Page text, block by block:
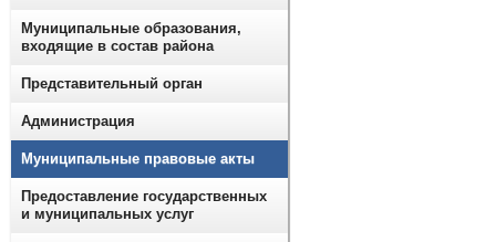
Муниципальные образования,
входящие в состав района
Представительный орган
Администрация
Муниципальные правовые акты
Предоставление государственных
и муниципальных услуг